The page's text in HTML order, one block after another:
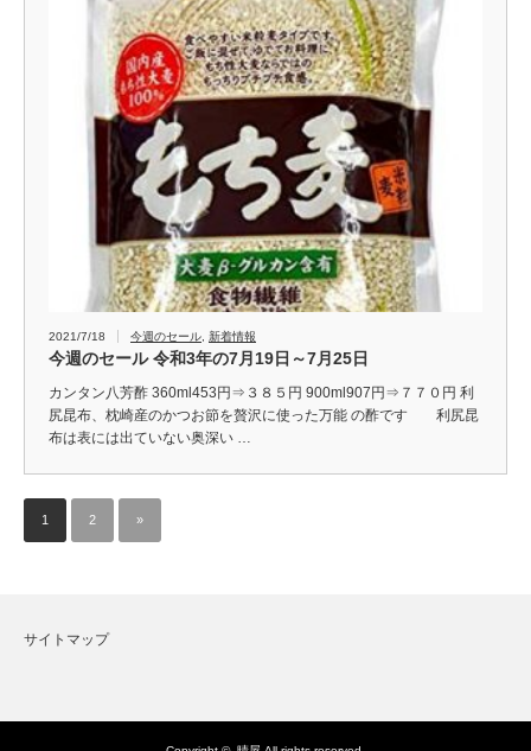
2021/7/18 今週のセール 新着情報
今週のセール 令和3年の7月19日～7月25日
カンタン八芳酢 360ml453円⇒３８５円 900ml907円⇒７７０円 利
尻昆布、枕崎産のかつお節を贅沢に使った万能 の酢です 利尻昆
布は表には出ていない奥深い …
1 2 »
サイトマップ